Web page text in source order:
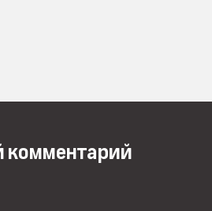
комментарий